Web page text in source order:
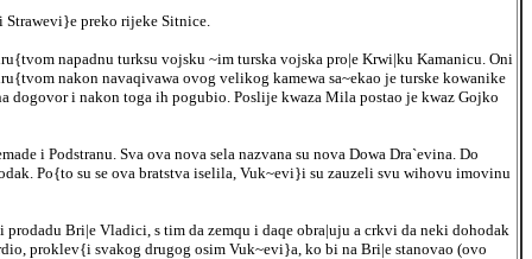
Strawevi}e preko rijeke Sitnice.
napadnu turksu vojsku ~im turska vojska pro|e Krwi|ku Kamanicu. Oni
nakon navaqivawa ovog velikog kamewa sa~ekao je turske kowanike
i nakon toga ih pogubio. Poslije kwaza Mila postao je kwaz Gojko
i Podstranu. Sva ova nova sela nazvana su nova Dowa Dra`evina. Do
Po{to su se ova bratstva iselila, Vuk~evi}i su zauzeli svu wihovu imovinu
Bri|e Vladici, s tim da zemqu i daqe obra|uju a crkvi da neki dohodak
proklev{i svakog drugog osim Vuk~evi}a, ko bi na Bri|e stanovao (ovo